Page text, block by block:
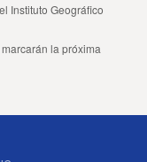
Instituto Geográfico
la próxima